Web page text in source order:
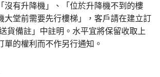
沒有升降機」、「位於升降機不到的樓
大堂前需要先行樓梯」，客戶請在建立訂
貨備註」中註明。水平宜將保留收取上
單的權利而不作另行通知。